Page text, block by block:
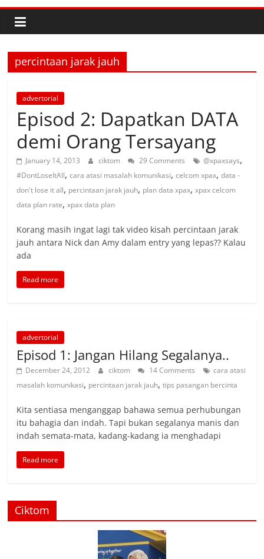
percintaan jarak jauh
advertorial
Episod 2: Dapatkan DATA
demi Orang Tersayang
January 14, 2013 ciktom 29 Comments @xpaxsays,
#DontLoseItAll,cara atasi masalah komunikasi,celcom xpax,data -
don't lose it all, percintaan jarak jauh, plan data xpax,xpax celcom
data plan rate,xpax data plan
Korang masih ingat lagi tak video kisah percintaan jarak
jauh antara Nick dan Amy dalam entry yang lepas?? Kalau
ada
Read more
advertorial
Episod 1: Jangan Hilang Segalanya..
December 24, 2012 ciktom 14 Comments
cara atasi
masalah komunikasi, percintaan jarak jauh,tips pasangan bercinta
Kita sentiasa menganggap bahawa semua perhubungan
itu bahagia dan indah. Tapi bukan segalanya manis dan
indah semata-mata, kadang-kadang ia menghadapi
Read more
Ciktom